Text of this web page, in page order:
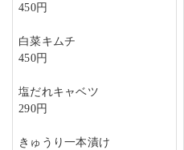
450円
白菜キムチ
450円
塩だれキャベツ
290円
きゅうり一本漬け